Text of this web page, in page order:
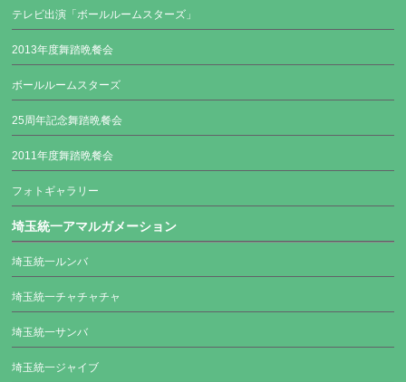
テレビ出演「ボールルームスターズ」
2013年度舞踏晩餐会
ボールルームスターズ
25周年記念舞踏晩餐会
2011年度舞踏晩餐会
フォトギャラリー
埼玉統一アマルガメーション
埼玉統一ルンバ
埼玉統一チャチャチャ
埼玉統一サンバ
埼玉統一ジャイブ